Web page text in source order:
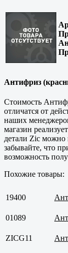
Антифриз
Стоимость
отличатся от
наших
магазин
детали Zic можно
забывайте, что
возможность
Похожие товары:
19400
01089
ZICG11